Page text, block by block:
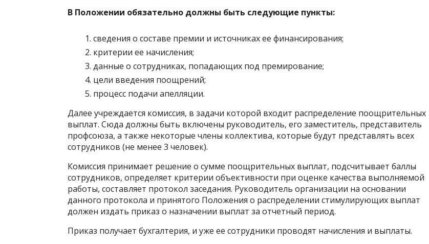
В Положении обязательно должны быть следующие пункты:
сведения о составе премии и источниках ее финансирования;
критерии ее начисления;
данные о сотрудниках, попадающих под премирование;
цели введения поощрений;
процесс подачи апелляции.
Далее учреждается комиссия, в задачи которой входит распределение поощрительных
выплат. Сюда должны быть включены руководитель, его заместитель, представитель
профсоюза, а также некоторые члены коллектива, которые будут представлять всех
сотрудников (не менее 3 человек).
Комиссия принимает решение о сумме поощрительных выплат, подсчитывает баллы
сотрудников, определяет критерии объективности при оценке качества выполняемой
работы, составляет протокол заседания. Руководитель организации на основании
данного протокола и принятого Положения о распределении стимулирующих выплат
должен издать приказ о назначении выплат за отчетный период.
Приказ получает бухгалтерия, и уже ее сотрудники проводят начисления и выплаты.